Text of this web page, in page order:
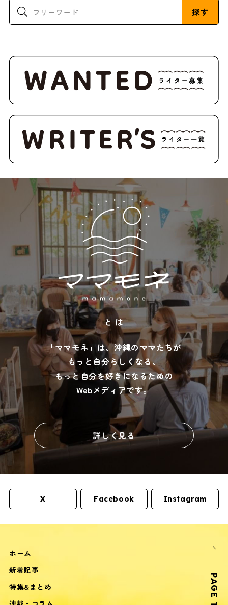
探す
と は
「ママモネ」は、沖縄のママたちが
もっと自分らしくなる、
もっと自分を好きになるための
Webメディアです。
詳しく見る
X Facebook Instagram
ホーム
新着記事
特集&まとめ